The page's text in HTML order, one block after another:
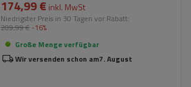
174,99 € inkl. MwSt
Niedrigster Preis in 30 Tagen vor Rabatt:
209,99 € -16%
Große Menge verfügbar
Wir versenden schon am7. August